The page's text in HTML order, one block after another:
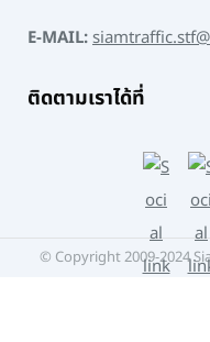
E-MAIL:
ติดตามเราได้ที่
© Copyright 2009-2024